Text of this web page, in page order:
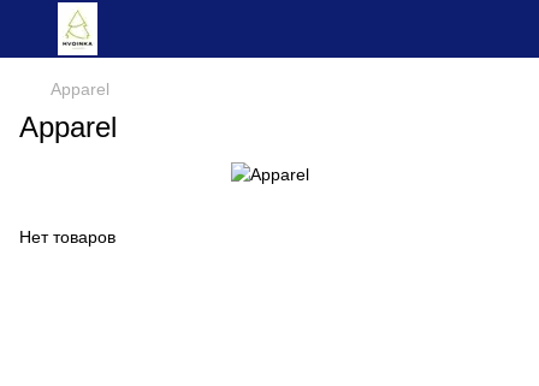
Apparel
Apparel
Нет товаров